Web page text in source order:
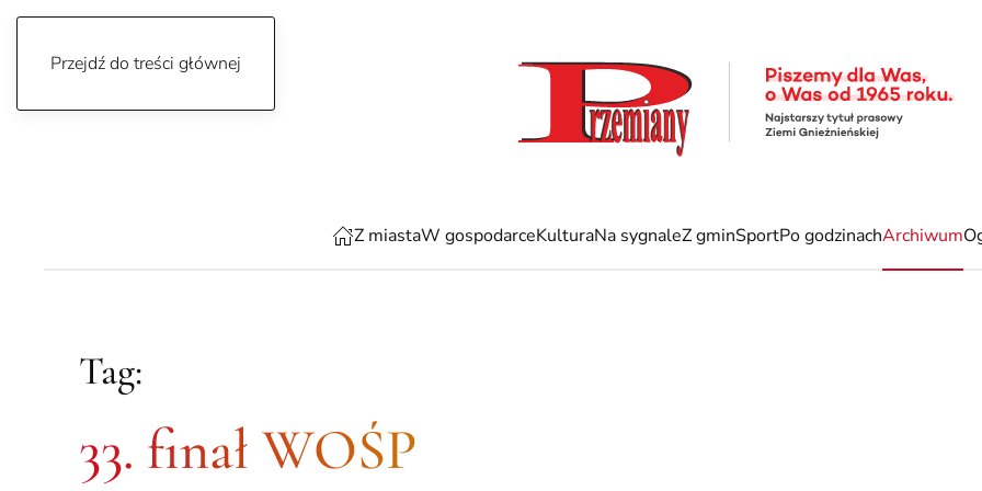
Przejdź do treści głównej
Z miastaW gospodarceKulturaNa sygnaleZ gminSportPo godzinachArchiwum
Tag:
33. finał WOŚP